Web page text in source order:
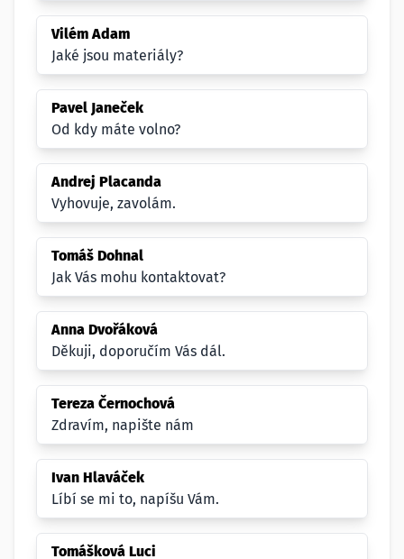
Vilém Adam
Jaké jsou materiály?
Pavel Janeček
Od kdy máte volno?
Andrej Placanda
Vyhovuje, zavolám.
Tomáš Dohnal
Jak Vás mohu kontaktovat?
Anna Dvořáková
Děkuji, doporučím Vás dál.
Tereza Černochová
Zdravím, napište nám
Ivan Hlaváček
Líbí se mi to, napíšu Vám.
Tomášková Luci